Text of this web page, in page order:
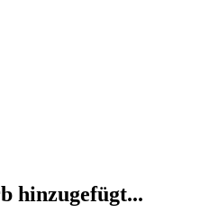
hinzugefügt...